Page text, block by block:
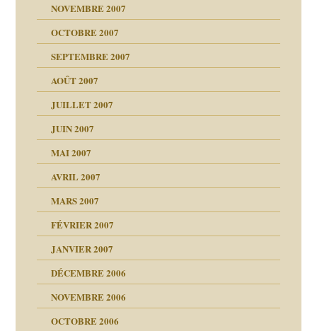
thérapeutiques
à lui
printemps
NOVEMBRE 2007
OCTOBRE 2007
SEPTEMBRE 2007
AOÛT 2007
JUILLET 2007
JUIN 2007
MAI 2007
AVRIL 2007
MARS 2007
FÉVRIER 2007
JANVIER 2007
DÉCEMBRE 2006
NOVEMBRE 2006
OCTOBRE 2006